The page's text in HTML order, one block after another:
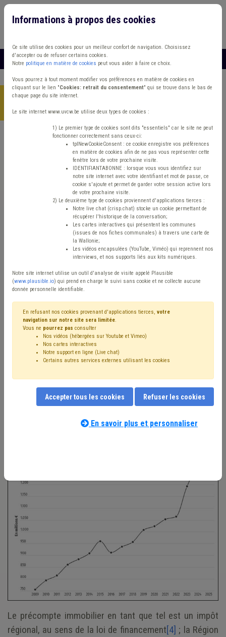
Accueil >Finances et fiscalité
immobilier (PRI)
Finances et fiscalité
Le précompte
immobilier (PRI)
Mis en ligne le 3 Mars 2008 - Dernière mise à jour le
1. Le précompte immobilier (PRI)
En termes de rendement, le précompte immobilier est
loin d'être anodin dans le paysage fiscal puisqu'il a
généré en 2025 plus de 2,1 milliards d'euros de recettes
pour l'ensemble de la Wallonie, dont 1.245 millions
[2]uniquement au bénéfice des communes. Ce
montant représente pour les communes plus de 17 % de
leurs recettes ordinaires totales, et même 38 % de leurs
recettes fiscales totales. En 2025, les additionnels
communaux au PRI représentaient un montant d’environ
338 euros par habitant en Wallonie
[3]
Le précompte immobilier en tant que tel est un impôt
régional, au sens de la loi de financement[4] ; la Région
Informations à propos des cookies
Ce site utilise des cookies pour un meilleur confort de navigation. Choisissez
d'accepter ou de refuser certains cookies.
Notre politique en matière de cookies peut vous aider à faire ce choix.
Vous pourrez à tout moment modifier vos préférences en matière de cookies en
cliquant sur le lien "Cookies: retrait du consentement" qui se trouve dans le bas de
chaque page du site internet.
Le site internet www.uvcw.be utilise deux types de cookies :
1) Le premier type de cookies sont dits "essentiels" car le site ne peut
fonctionner correctement sans ceux-ci:
tplNewCookieConsent : ce cookie enregistre vos préférences
en matière de cookies afin de ne pas vous représenter cette
fenêtre lors de votre prochaine visite.
IDENTIFIANTABONNE : lorsque vous vous identifiez sur
notre site internet avec votre identifiant et mot de passe, ce
cookie s'ajoute et permet de garder votre session active lors
de votre prochaine visite.
2) Le deuxième type de cookies proviennent d'applications tierces :
Notre live chat (crisp.chat) stocke un cookie permettant de
récupérer l'historique de la conversation;
Les cartes interactives qui présentent les communes
(issues de nos fiches communales) à travers une carte de
la Wallonie;
Les vidéos encapsulées (YouTube, Viméo) qui reprennent nos
interviews, et nos supports liés aux kits numériques.
Notre site internet utilise un outil d'analyse de visite appelé Plausible
(www.plausible.io) qui prend en charge le suivi sans cookie et ne collecte aucune
donnée personnelle identifiable.
En refusant nos cookies provenant d'applications tierces, votre
navigation sur notre site sera limitée.
Vous ne pourrez pas consulter
Nos vidéos (hébergées sur Youtube et Vimeo)
Nos cartes interactives
Notre support en ligne (Live chat)
Certains autres services externes utilisant les cookies
Accepter tous les cookies Refuser les cookies
En savoir plus et personnaliser